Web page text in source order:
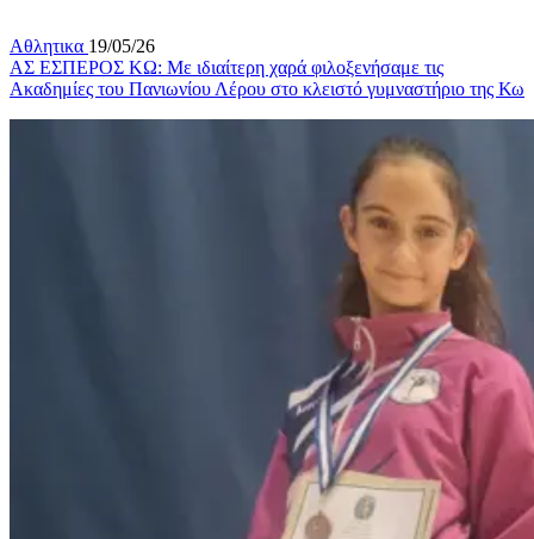
Αθλητικα 19/05/26
ΑΣ ΕΣΠΕΡΟΣ ΚΩ: Με ιδιαίτερη χαρά φιλοξενήσαμε τις
Ακαδημίες του Πανιωνίου Λέρου στο κλειστό γυμναστήριο της Κω